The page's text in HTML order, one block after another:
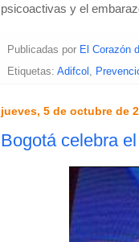
psicoactivas y el
Publicadas por El Corazón
Etiquetas: Adifcol
jueves, 5 de octubre de
Bogotá celebra